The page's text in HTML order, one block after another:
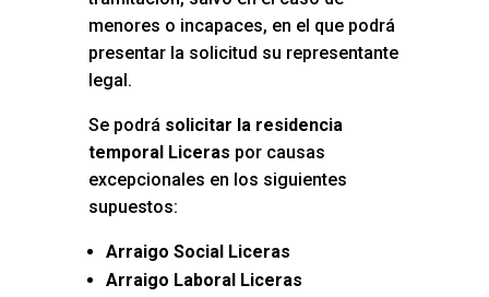
menores o incapaces, en el que podrá
presentar la solicitud su representante
legal.
Se podrá solicitar la residencia
temporal Liceras por causas
excepcionales en los siguientes
supuestos:
Arraigo Social Liceras
Arraigo Laboral Liceras